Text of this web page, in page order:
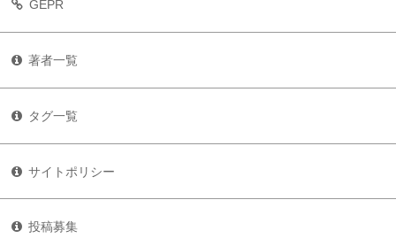
GEPR
著者一覧
タグ一覧
サイトポリシー
投稿募集